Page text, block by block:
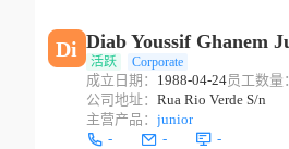
Di Diab Youssif Ghanem
活跃
Corporate
成立日期： 1988-04-24员工数量：
公司地址： Rua Rio Verde S/n
主营产品： junior
-
- -